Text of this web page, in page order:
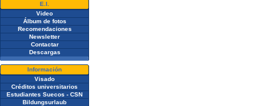
E.I.
Video
Álbum de fotos
Recomendaciones
Newsletter
Contactar
Descargas
Información
Visado
Créditos universitarios
Estudiantes Suecos - CSN
Bildungsurlaub